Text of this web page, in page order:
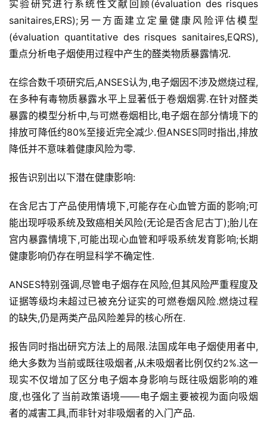
实验研究进行系统性文献回顾(évaluation des risques
sanitaires,ERS);另一方面建立定量健康风险评估模型
(évaluation quantitative des risques sanitaires,EQRS),
重点分析电子烟使用过程中产生的醛类物质暴露情况.
在综合数千项研究后,ANSES认为,电子烟因不涉及燃烧过程,
在多种有毒物质暴露水平上显著低于卷烟烟雾.在针对醛类
暴露的模型分析中,与可燃卷烟相比,电子烟在部分情境下的
排放可降低约80%至接近完全减少.但ANSES同时指出,排放
降低并不意味着健康风险为零.
报告识别出以下潜在健康影响:
在含尼古丁产品使用情境下,可能存在心血管方面的影响;可
能出现呼吸系统及致癌相关风险(无论是否含尼古丁);胎儿在
宫内暴露情境下,可能出现心血管和呼吸系统发育影响;长期
健康影响仍存在明显科学不确定性.
ANSES特别强调,尽管电子烟存在风险,但其风险严重程度及
证据等级均未超过已被充分证实的可燃卷烟风险.燃烧过程
的缺失,仍是两类产品风险差异的核心所在.
报告同时指出研究方法上的局限.法国成年电子烟使用者中,
绝大多数为当前或既往吸烟者,从未吸烟者比例仅约2%.这一
现实不仅增加了区分电子烟本身影响与既往吸烟影响的难
度,也强化了当前政策语境——电子烟主要被视为面向吸烟
者的减害工具,而非针对非吸烟者的入门产品.